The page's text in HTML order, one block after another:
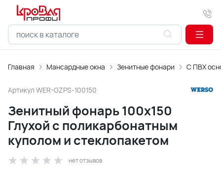
Главная Мансардные окна Зенитные фонари С ПВХ
Артикул WER-GZPS-100150
Зенитный фонарь 100x150
Глухой с поликарбонатным
куполом и стеклопакетом
нет отзывов